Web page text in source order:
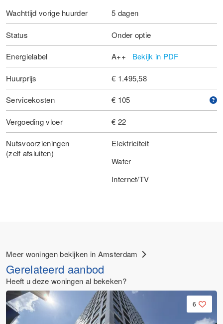
Wachttijd vorige huurder 5 dagen
Status Onder optie
Energielabel A++ Bekijk in PDF
Huurprijs € 1.495,58
Servicekosten € 105
Vergoeding vloer € 22
Nutsvoorzieningen
(zelf afsluiten)
Elektriciteit
Water
Internet/TV
Meer woningen bekijken in Amsterdam
Gerelateerd aanbod
Heeft u deze woningen al bekeken?
6